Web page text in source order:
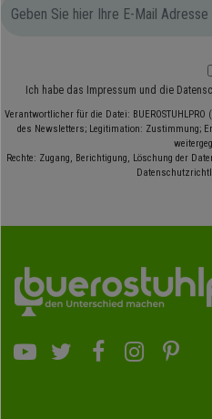
Ich habe das Impressum und die
Verantwortlicher für die Datei:
des Newsletters; Legitimation: Zustimmung;
Rechte: Zugang, Berichtigung, Löschung der